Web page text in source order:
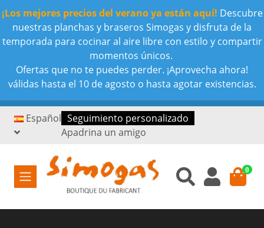
¡Los mejores precios del verano ya están aquí! Descubre
nuestras planchas y braseros Simogas y disfruta de la
temporada para cocinar al aire libre con estilo y compartir
momentos únicos.
Ofertas que no te puedes perder. ¡Aprovecha ahora!
válidas hasta el 10 de agosto o hasta agotar existencias.
Español Seguimiento personalizado
Apadrina un amigo
0